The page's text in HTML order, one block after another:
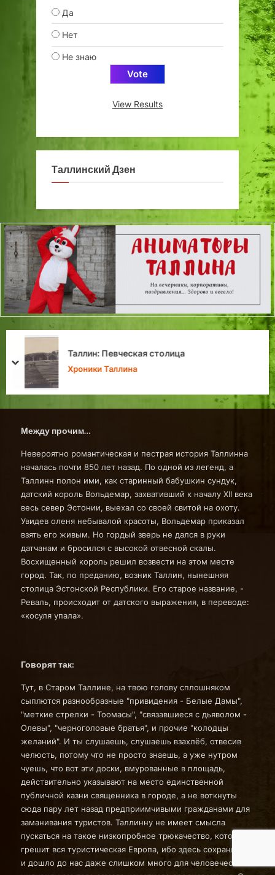
Да
Нет
Не знаю
View Results
Таллинский Дзен
милиционеров из ОБППС в районе Ласнамяэ
Личности в истории Таллина
prev
next
Между прочим…
Невероятно романтическая и пестрая история Таллинна
началась почти 850 лет назад. По одной из легенд, а
Таллинн полон ими, как старинный бабушкин сундук,
датский король Вольдемар, захвативший к началу XII века
весь север Эстонии, выехал со своей свитой на охоту.
Увидев оленя небывалой красоты, Вольдемар приказал
взять его живым. Но гордый зверь не дался в руки
датчанам и бросился с высокой отвесной скалы.
Восхищенный король решил возвести на этом месте
город. Так, по преданию, возник Таллин, нынешняя
столица Эстонской Республики. Его старое название, -
Реваль, происходит от датского выражения, в переводе:
«косуля упала».
Говорят так:
Тут, в Старом Таллине, на твою голову сплошняком
сыплются разнообразные "привидения - Белые Дамы",
"меткие стрелки - Тоомасы", "связавшиеся с дьяволом -
Олевы", "черноголовые братья", и прочие "колодцы
желаний". И ты слушаешь, слушаешь взахлёб, отвесив
челюсть, потому что не просто знаешь, а уже нутром
чуешь, что вот эти доски, вмурованные в площадь,
действительно указывают на место единственной
публичной казни священника в городе, а не воткнуты
сюда пару лет назад предприимчивыми гражданами для
заманивания туристов. Таллинну не имеет смысла
пускаться на такое низкопробное трюкачество, которым
грешит вся туристическая Европа, ибо здесь сохранилось
и дошло до нас даже слишком много для человеческого